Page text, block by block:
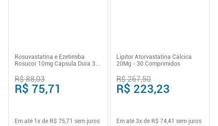
Rosuvastatina e Ezetimiba
Rosucor 10mg Cápsula Dura 30
R$ 88,03
R$ 75,71
Em até 1 x de R$ 75,71 sem juros
Lipitor Atorvastatina Cálcica
20Mg - 30 Comprimidos
R$ 267,50
R$ 223,23
Em até 3x de R$ 74,41 sem juros